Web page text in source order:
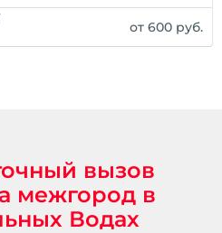
от 600 руб.
вызов
межгород в
Водах